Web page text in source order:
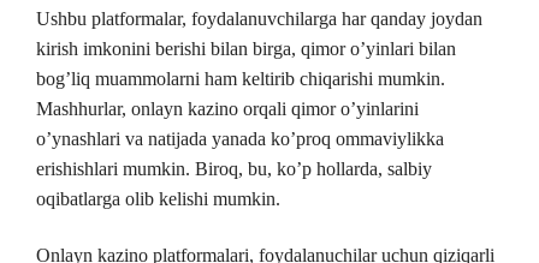
Ushbu platformalar, foydalanuvchilarga har qanday joydan
kirish imkonini berishi bilan birga, qimor o’yinlari bilan
bog’liq muammolarni ham keltirib chiqarishi mumkin.
Mashhurlar, onlayn kazino orqali qimor o’yinlarini
o’ynashlari va natijada yanada ko’proq ommaviylikka
erishishlari mumkin. Biroq, bu, ko’p hollarda, salbiy
oqibatlarga olib kelishi mumkin.
Onlayn kazino platformalari, foydalanuchilar uchun qiziqarli